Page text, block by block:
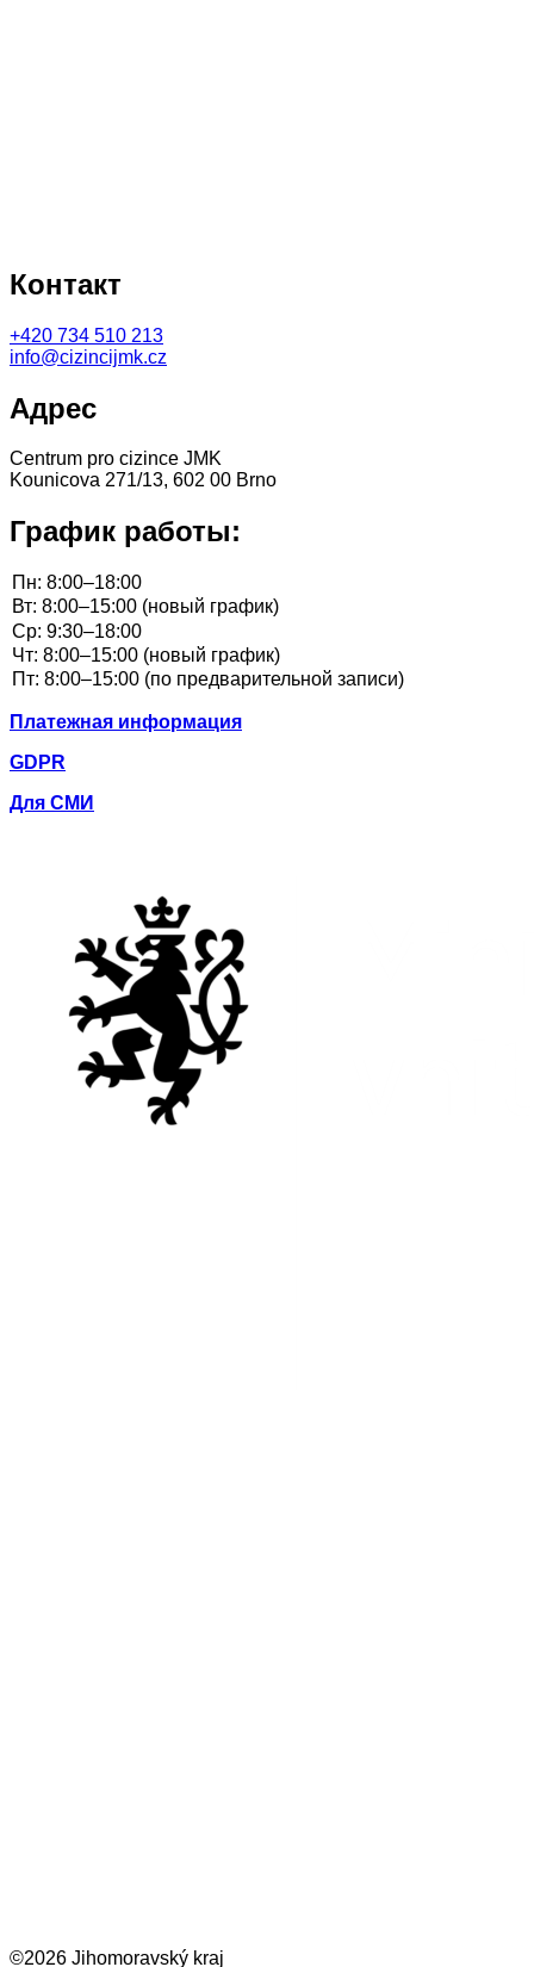
Контакт
+420 734 510 213
info@cizincijmk.cz
Адрес
Centrum pro cizince JMK
Kounicova 271/13, 602 00 Brno
График работы:
Платежная информация
GDPR
Для СМИ
©2026 Jihomoravský kraj